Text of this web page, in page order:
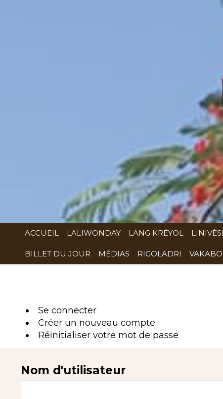
ACCUEIL LALIWONDAY LANG KRÉYOL
BILLET DU JOUR MÉDIAS RIGOLADRI
Se connecter
actif)
Créer un nouveau compte
Réinitialiser votre mot de passe
Nom d'utilisateur